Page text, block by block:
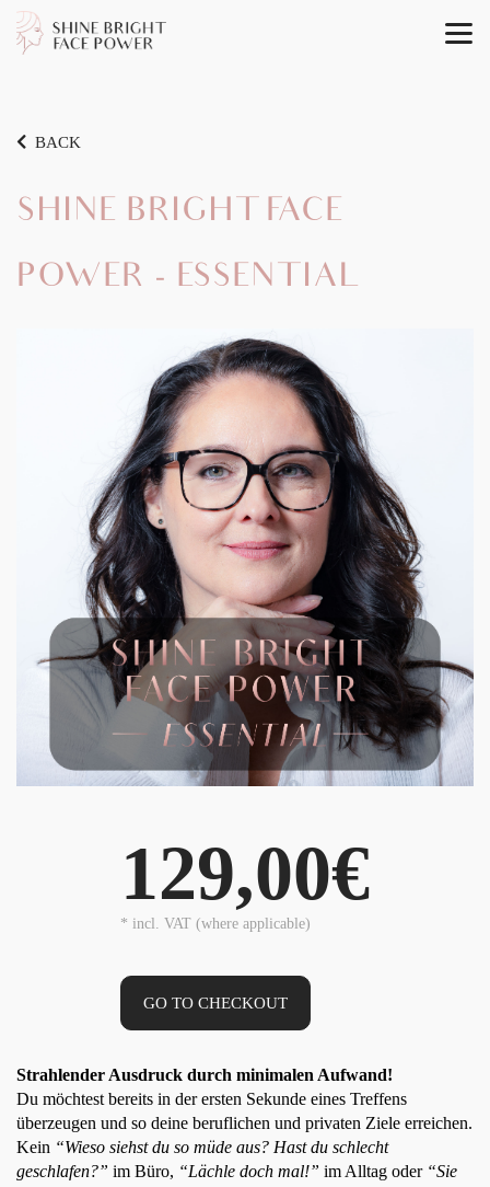
BACK
SHINE BRIGHT FACE
POWER - ESSENTIAL
129,00€
* incl. VAT (where applicable)
GO TO CHECKOUT
Strahlender Ausdruck durch minimalen Aufwand!
Du möchtest bereits in der ersten Sekunde eines Treffens
überzeugen und so deine beruflichen und privaten Ziele erreichen.
Kein “Wieso siehst du so müde aus? Hast du schlecht
geschlafen?” im Büro, “Lächle doch mal!” im Alltag oder “Sie